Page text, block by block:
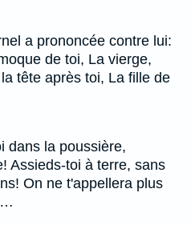
a prononcée contre lui:
de toi, La vierge,
tête après toi, La fille de
dans la poussière,
Assieds-toi à terre, sans
On ne t'appellera plus